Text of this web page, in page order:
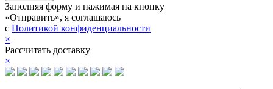
Заполняя форму и нажимая на кнопку
«Отправить», я соглашаюсь
с Политикой конфиденциальности
×
Рассчитать доставку
×